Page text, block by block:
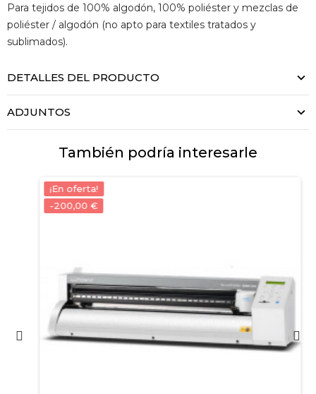
Para tejidos de 100% algodón, 100% poliéster y mezclas de
poliéster / algodón (no apto para textiles tratados y
sublimados).
DETALLES DEL PRODUCTO
ADJUNTOS
También podría interesarle
¡En oferta!
-200,00 €